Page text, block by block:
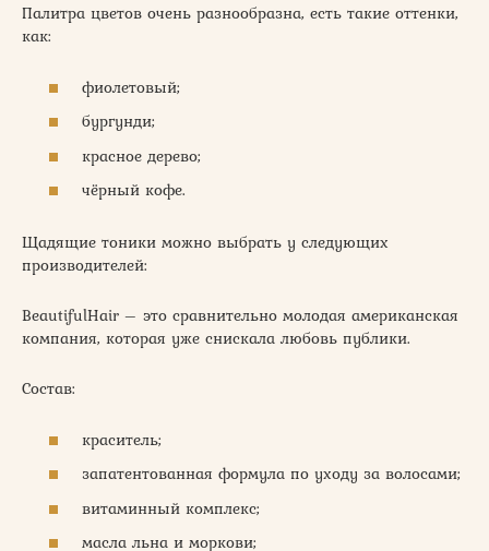
Палитра цветов очень разнообразна, есть такие оттенки,
как:
фиолетовый;
бургунди;
красное дерево;
чёрный кофе.
Щадящие тоники можно выбрать у следующих
производителей:
ВeautifulHair – это сравнительно молодая американская
компания, которая уже снискала любовь публики.
Состав:
краситель;
запатентованная формула по уходу за волосами;
витаминный комплекс;
масла льна и моркови;